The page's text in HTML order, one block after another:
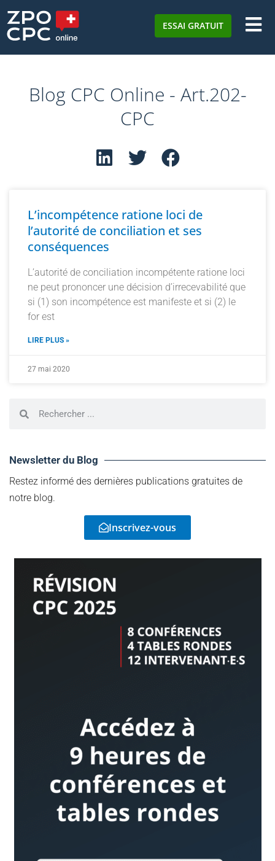
ESSAI GRATUIT
Blog CPC Online - Art.202-
CPC
L’incompétence ratione loci de
l’autorité de conciliation et ses
conséquences
L’autorité de conciliation incompétente ratione loci
ne peut prononcer une décision d’irrecevabilité que
si (1) son incompétence est manifeste et si (2) le
for est
LIRE PLUS »
27 mai 2020
Newsletter du Blog
Restez informé des dernières publications gratuites de
notre blog.
Inscrivez-vous